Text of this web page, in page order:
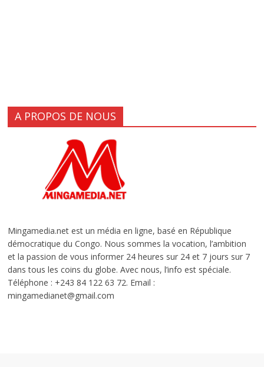
A PROPOS DE NOUS
Mingamedia.net est un média en ligne, basé en République
démocratique du Congo. Nous sommes la vocation, l’ambition
et la passion de vous informer 24 heures sur 24 et 7 jours sur 7
dans tous les coins du globe. Avec nous, l’info est spéciale.
Téléphone : +243 84 122 63 72. Email :
mingamedianet@gmail.com